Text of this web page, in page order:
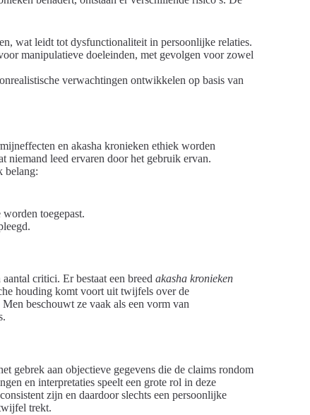
wat leidt tot dysfunctionaliteit in persoonlijke relaties.
manipulatieve doeleinden, met gevolgen voor zowel
verwachtingen ontwikkelen op basis van
en akasha kronieken ethiek worden
niemand leed ervaren door het gebruik ervan.
belang:
toegepast.
critici. Er bestaat een breed akasha kronieken
houding komt voort uit twijfels over de
beschouwt ze vaak als een vorm van
gebrek aan objectieve gegevens die de claims rondom
en interpretaties speelt een grote rol in deze
zijn en daardoor slechts een persoonlijke
trekt.